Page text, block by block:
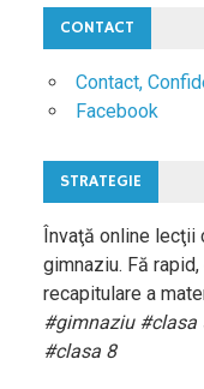
CONTACT
Contact,
Facebook
STRATEGIE
Învaţă online lecţii
gimnaziu. Fă
recapitulare a
#gimnaziu #clasa
#clasa 8